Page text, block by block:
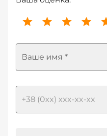
Ваше имя *